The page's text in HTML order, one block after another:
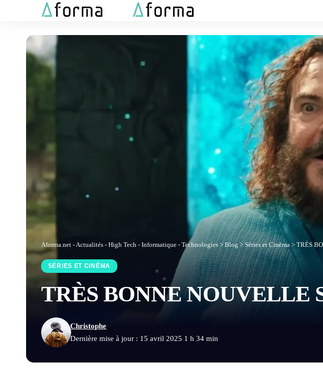
Aforma.net - Actualités - High Tech - Informatique - Technologies >Blog> Séries et Cinéma > TRÈS
SÉRIES ET CINÉMA
TRÈS BONNE NOUVELLE
Dernière mise à jour : 15 avril 2025 1 h 34 min
Christophe